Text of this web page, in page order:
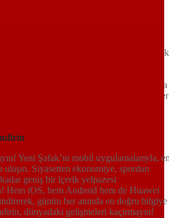
habercilik anlayışıyla Yeni
hem Türkiye’de hem de dünyada
öğrenin. Dijital platformlarıyla her an, her
Yeni Şafak’ın mobil uygulamalarıyla,
ulaşın. Siyasetten ekonomiye, spordan
geniş bir içerik yelpazesi
Hem iOS, hem Android hem de Huawei
günün her anında en doğru bilgiye
dünyadaki gelişmeleri kaçırmayın!